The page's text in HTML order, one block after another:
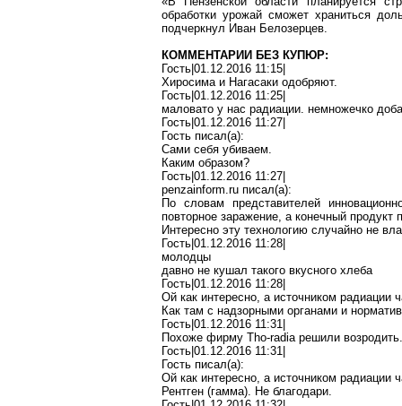
обработки урожай сможет храниться
подчеркнул Иван Белозерцев.
КОММЕНТАРИИ БЕЗ КУПЮР:
Гость|01.12.2016 11:15|
Хиросима и Нагасаки одобряют.
Гость|01.12.2016 11:25|
маловато у нас радиации. немножечко
Гость|01.12.2016 11:27|
Гость писал(a):
Сами себя убиваем.
Каким образом?
Гость|01.12.2016 11:27|
penzainform.ru писал(a):
По словам представителей
повторное заражение, а конечный продукт
Интересно эту технологию случайно не
Гость|01.12.2016 11:28|
молодцы
давно не кушал такого вкусного хлеба
Гость|01.12.2016 11:28|
Ой как интересно, а источником радиации
Как там с надзорными органами и
Гость|01.12.2016 11:31|
Похоже фирму Tho-radiaрешили возродить.
Гость|01.12.2016 11:31|
Гость писал(a):
Ой как интересно, а источником радиации
Рентген (гамма). Не благодари.